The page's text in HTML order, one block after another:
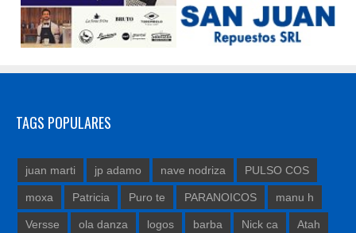
TAGS POPULARES
juan marti jp adamo nave nodriza PULSO COS
moxa Patricia Puro te PARANOICOS manu h
Versse ola danza logos barba Nick ca Atah